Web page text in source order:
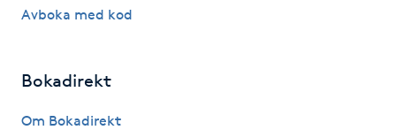
Gel naglar
Avboka med kod
Bokadirekt
Om Bokadirekt